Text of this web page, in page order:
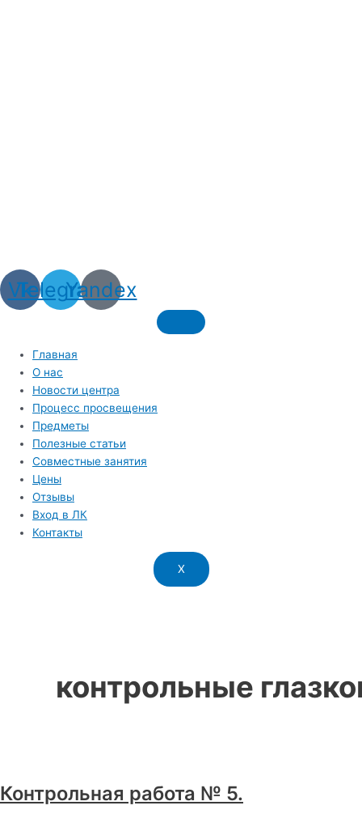
Vk
Telegram
Yandex
Главная
О нас
Новости центра
Процесс просвещения
Предметы
Полезные статьи
Совместные занятия
Цены
Отзывы
Вход в ЛК
Контакты
X
контрольные
Контрольная работа № 5.